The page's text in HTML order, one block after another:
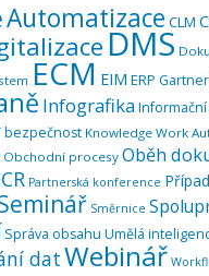
Automatizace CLM
DMS
ECM EIM ERP Gartner
Infografika
bezpečnost Knowledge Work
Obchodní procesy Oběh
Partnerská konference
Směrnice
Správa obsahu Umělá
datWebinář